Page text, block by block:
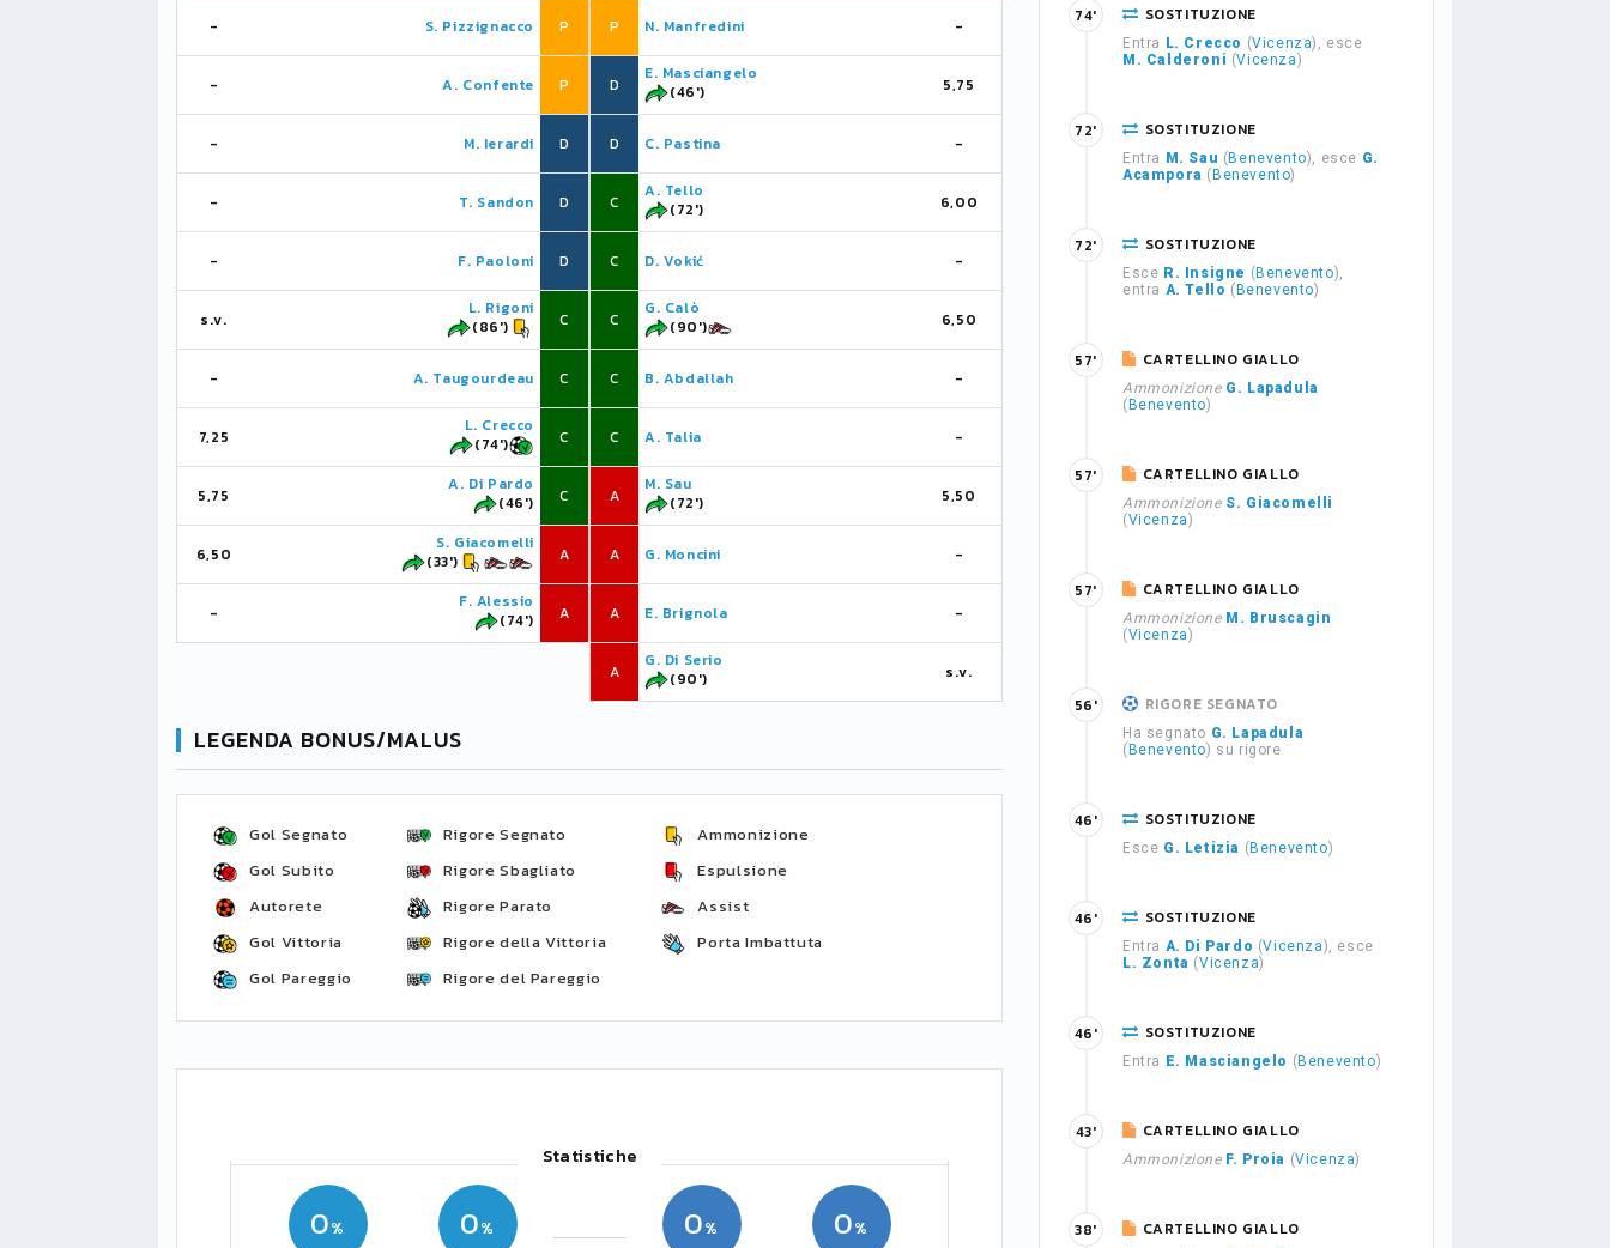
- S. Pizzignacco P
- A. Confente P
- M. Ierardi D
- T. Sandon D
- F. Paoloni D
s.v.
L. Rigoni
(86')
C
- A. Taugourdeau C
7,25
L. Crecco
(74')
C
5,75
A. Di Pardo
(46')
C
6,50
S. Giacomelli
(33')
A
-
F. Alessio
(74')
A
P N. Manfredini -
D
E. Masciangelo
(46')
5,75
D C. Pastina -
C
A. Tello
(72')
6,00
C D. Vokić -
C
G. Calò
(90')
6,50
C B. Abdallah -
C A. Talia -
A
M. Sau
(72')
5,50
A G. Moncini -
A E. Brignola -
A
G. Di Serio
(90')
s.v.
LEGENDA BONUS/MALUS
Gol Segnato
Gol Subito
Autorete
Gol Vittoria
Gol Pareggio
Rigore Segnato
Rigore Sbagliato
Rigore Parato
Rigore della Vittoria
Rigore del Pareggio
Ammonizione
Espulsione
Assist
Porta Imbattuta
Statistiche
0 0 0 0
SOSTITUZIONE
Entra L. Crecco (Vicenza), esce
M. Calderoni (Vicenza)
74'
SOSTITUZIONE
Entra M. Sau ( Benevento), esce G.
Acampora ( Benevento)
72'
SOSTITUZIONE
Esce R. Insigne ( Benevento),
entra A. Tello ( Benevento)
72'
CARTELLINO GIALLO
Ammonizione G. Lapadula
( Benevento)
57'
CARTELLINO GIALLO
Ammonizione S. Giacomelli
(Vicenza)
57'
CARTELLINO GIALLO
Ammonizione M. Bruscagin
(Vicenza)
57'
RIGORE SEGNATO
Ha segnato G. Lapadula
( Benevento) su rigore
56'
SOSTITUZIONE
Esce G. Letizia ( Benevento)
46'
SOSTITUZIONE
Entra A. Di Pardo (Vicenza), esce
L. Zonta (Vicenza)
46'
SOSTITUZIONE
Entra E. Masciangelo ( Benevento)
46'
CARTELLINO GIALLO
Ammonizione F. Proia (Vicenza)
43'
CARTELLINO GIALLO
38'